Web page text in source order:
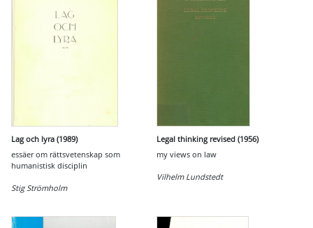
Lag och lyra (1989)
essäer om rättsvetenskap som
humanistisk disciplin
Stig Strömholm
Legal thinking revised (1956)
my views on law
Vilhelm Lundstedt